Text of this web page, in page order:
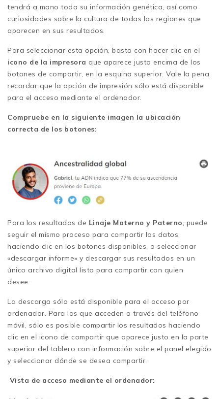
tendrá a mano toda su información genética, así como
curiosidades sobre la cultura de todas las regiones que
aparecen en sus resultados.
Para seleccionar esta opción, basta con hacer clic en el
icono de la impresora que aparece justo encima de los
botones de compartir, en la esquina superior. Vale la pena
recordar que la opción de impresión sólo está disponible
para el acceso mediante el ordenador.
Compruebe en la siguiente imagen la ubicación
correcta de los botones:
Para los resultados de Linaje Materno y Paterno, puede
seguir el mismo proceso para compartir los datos,
haciendo clic en los botones disponibles, o seleccionar
«descargar informe» y descargar sus resultados en un
único archivo digital listo para compartir con quien
desee.
La descarga sólo está disponible para el acceso por
ordenador. Para los que acceden a través del teléfono
móvil, sólo es posible compartir los resultados haciendo
clic en el icono de compartir que aparece justo en la parte
superior del tablero con información sobre el panel elegido
y seleccionar dónde se desea compartir.
Vista de acceso mediante el ordenador: